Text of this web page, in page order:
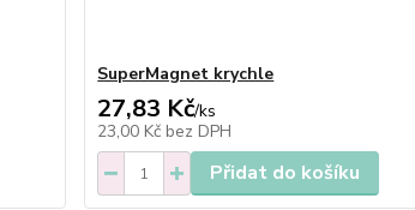
SuperMagnet krychle
27,83 Kč/ks
23,00 Kč bez DPH
Přidat do košíku